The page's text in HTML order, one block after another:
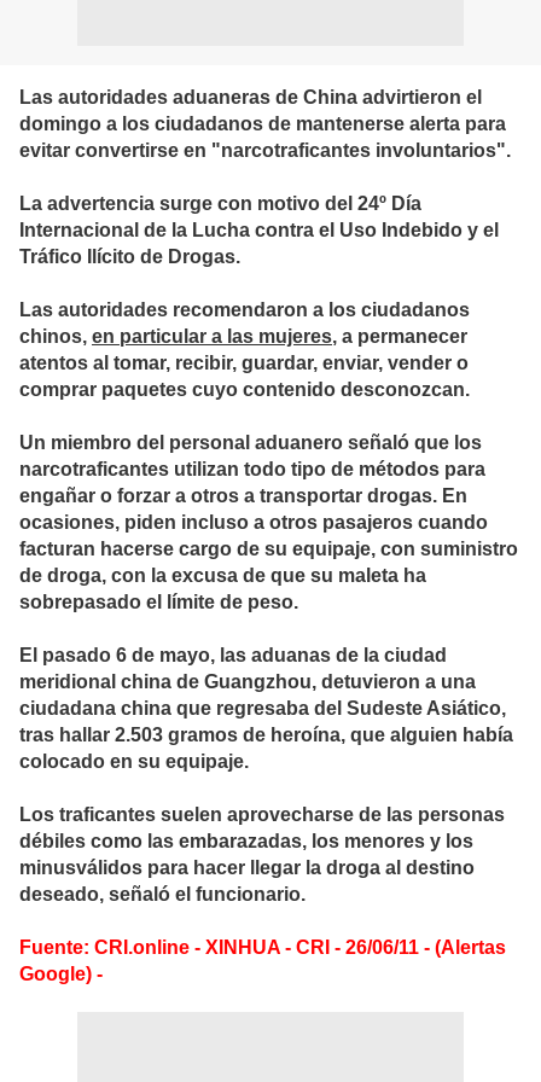
Las autoridades aduaneras de China advirtieron el
domingo a los ciudadanos de mantenerse alerta para
evitar convertirse en "narcotraficantes involuntarios".
La advertencia surge con motivo del 24º Día
Internacional de la Lucha contra el Uso Indebido y el
Tráfico Ilícito de Drogas.
Las autoridades recomendaron a los ciudadanos
chinos, en particular a las mujeres, a permanecer
atentos al tomar, recibir, guardar, enviar, vender o
comprar paquetes cuyo contenido desconozcan.
Un miembro del personal aduanero señaló que los
narcotraficantes utilizan todo tipo de métodos para
engañar o forzar a otros a transportar drogas. En
ocasiones, piden incluso a otros pasajeros cuando
facturan hacerse cargo de su equipaje, con suministro
de droga, con la excusa de que su maleta ha
sobrepasado el límite de peso.
El pasado 6 de mayo, las aduanas de la ciudad
meridional china de Guangzhou, detuvieron a una
ciudadana china que regresaba del Sudeste Asiático,
tras hallar 2.503 gramos de heroína, que alguien había
colocado en su equipaje.
Los traficantes suelen aprovecharse de las personas
débiles como las embarazadas, los menores y los
minusválidos para hacer llegar la droga al destino
deseado, señaló el funcionario.
Fuente: CRI.online - XINHUA - CRI - 26/06/11 - (Alertas
Google) -